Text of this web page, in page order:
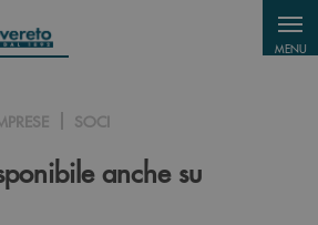
MENU
SOCI
anche su